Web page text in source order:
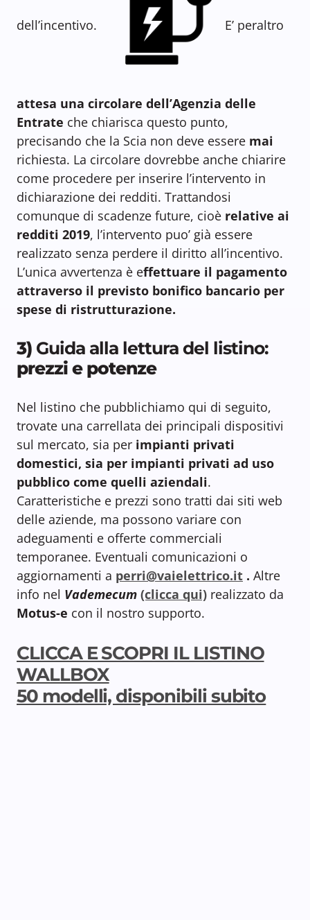
dell’incentivo. E’ peraltro
attesa una circolare dell’Agenzia delle
Entrate che chiarisca questo punto,
precisando che la Scia non deve essere mai
richiesta. La circolare dovrebbe anche chiarire
come procedere per inserire l’intervento in
dichiarazione dei redditi. Trattandosi
comunque di scadenze future, cioè relative ai
redditi 2019, l’intervento puo’ già essere
realizzato senza perdere il diritto all’incentivo.
L’unica avvertenza è effettuare il pagamento
attraverso il previsto bonifico bancario per
spese di ristrutturazione.
3) Guida alla lettura del listino:
prezzi e potenze
Nel listino che pubblichiamo qui di seguito,
trovate una carrellata dei principali dispositivi
sul mercato, sia per impianti privati
domestici, sia per impianti privati ad uso
pubblico come quelli aziendali.
Caratteristiche e prezzi sono tratti dai siti web
delle aziende, ma possono variare con
adeguamenti e offerte commerciali
temporanee. Eventuali comunicazioni o
aggiornamenti a perri@vaielettrico.it . Altre
info nel Vademecum (clicca qui) realizzato da
Motus-e con il nostro supporto.
CLICCA E SCOPRI IL LISTINO
WALLBOX
50 modelli, disponibili subito